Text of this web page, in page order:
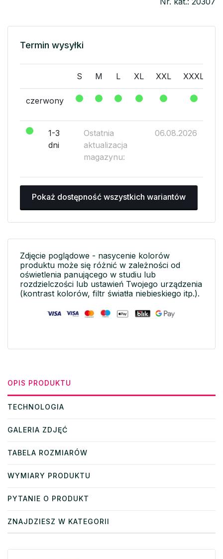
Termin wysyłki
S M L XL XXL XXXL
czerwony
1-3
dni
Ostatnia
aktualizacja
magazynu:
06.08.2026
Pokaż dostępność wszystkich wariantów
Zdjęcie poglądowe - nasycenie kolorów
produktu może się różnić w zależności od
oświetlenia panującego w studiu lub
rozdzielczości lub ustawień Twojego urządzenia
(kontrast kolorów, filtr światła niebieskiego itp.).
OPIS PRODUKTU
TECHNOLOGIA
GALERIA ZDJĘĆ
TABELA ROZMIARÓW
WYMIARY PRODUKTU
PYTANIE O PRODUKT
ZNAJDZIESZ W KATEGORII